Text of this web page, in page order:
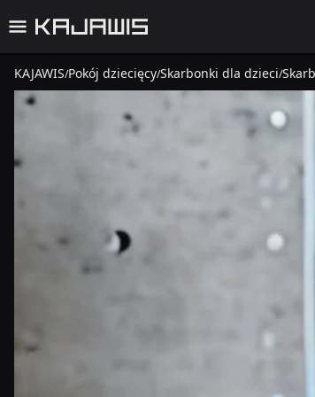
KAJAWIS/Pokój dziecięcy/Skarbonki dla dzieci/